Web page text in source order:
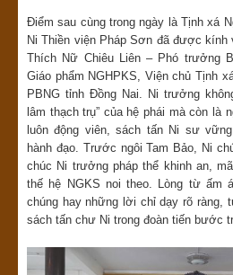
Điểm sau cùng trong ngày là Tịnh xá
Ni Thiền viện Pháp Sơn đã được
Thích Nữ Chiêu Liên – Phó trưởng
Giáo phẩm NGHPKS, Viện chủ Tịnh
PBNG tỉnh Đồng Nai. Ni trưởng
lâm thạch trụ” của hệ phái mà còn là
luôn động viên, sách tấn Ni sư
hành đạo. Trước ngôi Tam Bảo, Ni
chúc Ni trưởng pháp thể khinh an,
thế hệ NGKS noi theo. Lòng từ ấm
chúng hay những lời chỉ dạy rõ ràng,
sách tấn chư Ni trong đoàn tiến bước